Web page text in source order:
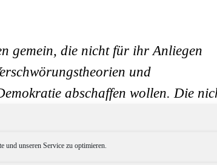
und unseren Service zu optimieren.
gemein, die nicht für ihr Anliegen
und
abschaffen wollen. Die
die in Form von persönlichen oder
und Politiker bedrohen, bis hin
im Kampf gegen Hass